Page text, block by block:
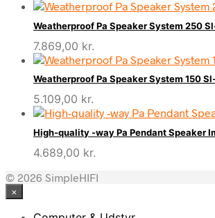
Weatherproof Pa Speaker System 250
7.869,00 kr.
Weatherproof Pa Speaker System 150
5.109,00 kr.
High-quality -way Pa Pendant Speaker
4.689,00 kr.
© 2026 SimpleHIFI
×